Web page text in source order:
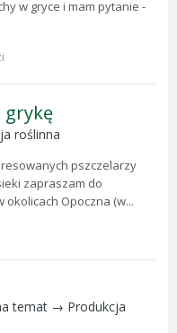
w gryce i mam pytanie -
grykę
roślinna
pszczelarzy
zapraszam do
Opoczna (w...
temat → Produkcja